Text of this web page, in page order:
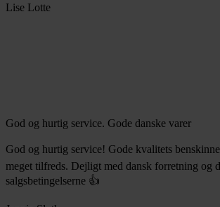
Lise Lotte
God og hurtig service. Gode danske varer
God og hurtig service! Gode kvalitets
meget tilfreds. Dejligt med dansk forretning og
salgsbetingelserne 👍